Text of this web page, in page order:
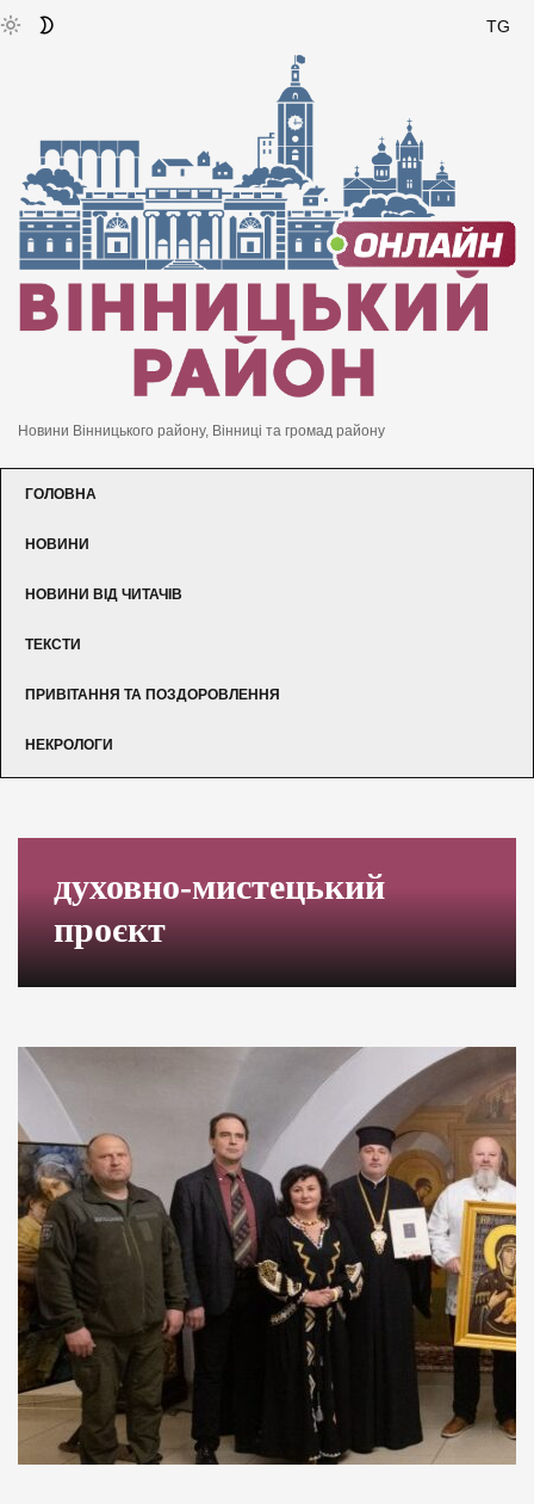
TG
Новини Вінницького району, Вінниці та громад району
ГОЛОВНА
НОВИНИ
НОВИНИ ВІД ЧИТАЧІВ
ТЕКСТИ
ПРИВІТАННЯ ТА ПОЗДОРОВЛЕННЯ
НЕКРОЛОГИ
духовно-мистецький
проєкт